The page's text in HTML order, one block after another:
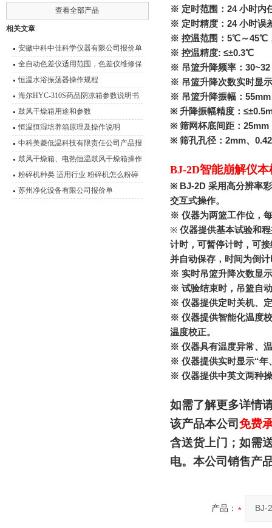
查看全部产品
相关文章
安徽中科中佳科学仪器有限公司报价单
全自动色差仪适用范围，色差仪维修保
养
恒温水浴振荡器操作规程
海尔HYC-310S药品阴凉箱参数说明书
鼓风干燥箱用途和参数
恒温恒湿培养箱原理及操作说明
中科美菱低温科技有限责任公司产品报
价表（2011年）
鼓风干燥箱、电热恒温鼓风干燥箱操作
技术 性能特点
粉碎机种类 适用行业 粉碎机怎么粉碎
产品
苏州净化设备有限公司报价单
※ 定时范围：24 小时内
※ 定时精度：24 小时误
※ 控温范围：5℃～45℃
※ 控温精度: ≤±0.3℃
※ 吊篮升降频率：30~32
※ 吊篮升降次数实时显
※ 吊篮升降振幅：55mm
※ 升降振幅精度：
※ 筛网杯底间距：25mm
※ 筛孔孔径：2mm、
BJ-2D智能崩解仪本
※ BJ-2D 采用高分辨率
交互式操作。
※ 仪器为两篮工作位，
※ 仪器提供基本试验和
计时，可暂停计时，可
并自动保存，时间为倒
※ 实时吊篮升降次数显
※ 试验结束时，吊篮自
※ 仪器提供定时关机、
※ 仪器提供智能化温度
温度校正。
※ 仪器具有温度异常、
※ 仪器提供实时显示“年
※ 仪器提供中英文两种
如需了解更多详情
该产品本公司免费
含送货上门；如需
电。本公司销售产
产品：